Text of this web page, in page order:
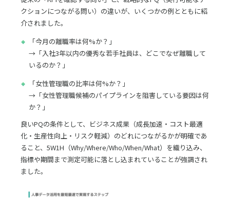
クションにつながる問い）の違いが、いくつかの例とともに紹
介されました。
「今月の離職率は何%か？」
→「入社3年以内の優秀な若手社員は、どこでなぜ離職して
いるのか？」
「女性管理職の比率は何%か？」
→「女性管理職候補のパイプラインを阻害している要因は何
か？」
良いPQの条件として、ビジネス成果（成長加速・コスト最適
化・生産性向上・リスク軽減）のどれにつながるかが明確であ
ること、5W1H（Why/Where/Who/When/What）を織り込み、
指標や期間まで測定可能に落とし込まれていることが強調され
ました。